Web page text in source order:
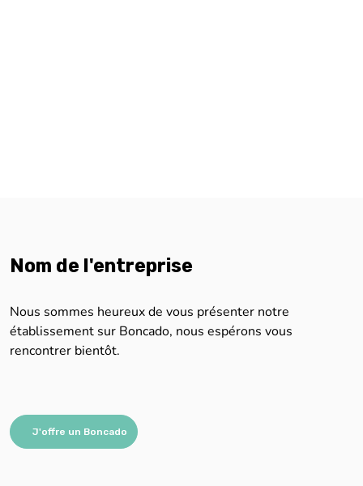
Nom de l'entreprise
Nous sommes heureux de vous présenter notre
établissement sur Boncado, nous espérons vous
rencontrer bientôt.
J'offre un Boncado